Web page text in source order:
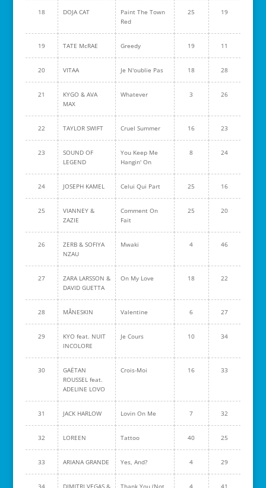
18 DOJA CAT
Paint The Town
Red
25 19
19 TATE McRAE Greedy 19 11
20 VITAA Je N'oublie Pas 18 28
21
KYGO & AVA
MAX
Whatever 3 26
22 TAYLOR SWIFT Cruel Summer 16 23
23
SOUND OF
LEGEND
You Keep Me
Hangin' On
8 24
24 JOSEPH KAMEL Celui Qui Part 25 16
25
VIANNEY &
ZAZIE
Comment On
Fait
25 20
26
ZERB & SOFIYA
NZAU
Mwaki 4 46
27
ZARA LARSSON &
DAVID GUETTA
On My Love 18 22
28 MÅNESKIN Valentine 6 27
29
KYO feat. NUIT
INCOLORE
Je Cours 10 34
30
GAËTAN
ROUSSEL feat.
ADELINE LOVO
Crois-Moi 16 33
31 JACK HARLOW Lovin On Me 7 32
32 LOREEN Tattoo 40 25
33 ARIANA GRANDE Yes, And? 4 29
34 DIMITRI VEGAS & Thank You (Not 4 41